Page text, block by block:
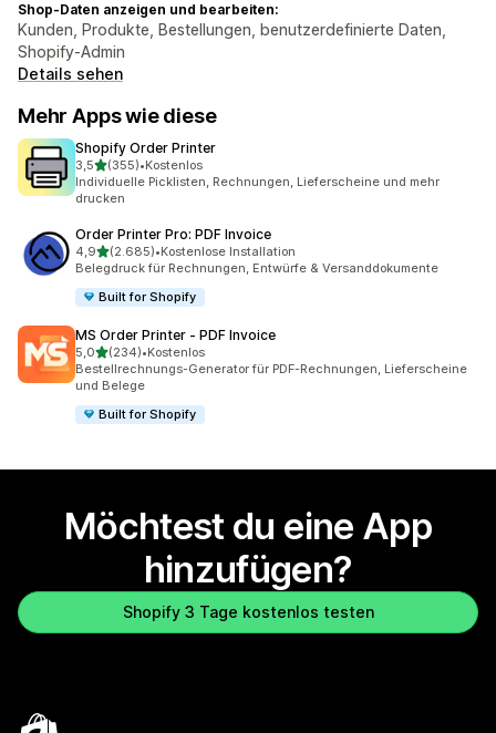
Shop-Daten anzeigen und bearbeiten:
Kunden, Produkte, Bestellungen, benutzerdefinierte Daten,
Shopify-Admin
Details sehen
Mehr Apps wie diese
Shopify Order Printer
3,5von 5 Sternen
(355)
355 Rezensionen insgesamt
•Kostenlos
Individuelle Picklisten, Rechnungen, Lieferscheine und mehr
drucken
Order Printer Pro: PDF Invoice
4,9von 5 Sternen
(2.685)
2685 Rezensionen insgesamt
•Kostenlose Installation
Belegdruck für Rechnungen, Entwürfe & Versanddokumente
Built for Shopify
MS Order Printer ‑ PDF Invoice
5,0von 5 Sternen
(234)
234 Rezensionen insgesamt
•Kostenlos
Bestellrechnungs-Generator für PDF-Rechnungen, Lieferscheine
und Belege
Built for Shopify
Möchtest du eine App
hinzufügen?
Shopify 3 Tage kostenlos testen